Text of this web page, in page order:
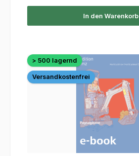
In den Warenkorb
> 500 lagernd
Versandkostenfrei